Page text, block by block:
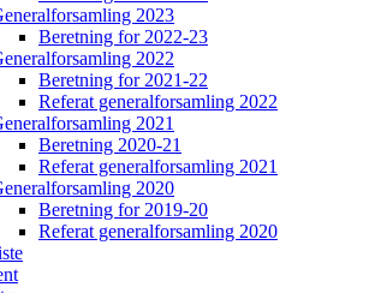
2023
Beretning for 2022-23
2022
Beretning for 2021-22
Referat generalforsamling 2022
2021
Beretning 2020-21
Referat generalforsamling 2021
2020
Beretning for 2019-20
Referat generalforsamling 2020